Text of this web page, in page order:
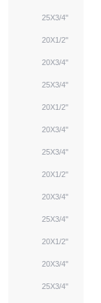
25X3/4''
20X1/2''
20X3/4''
25X3/4''
20X1/2''
20X3/4''
25X3/4''
20X1/2''
20X3/4''
25X3/4''
20X1/2''
20X3/4''
25X3/4''